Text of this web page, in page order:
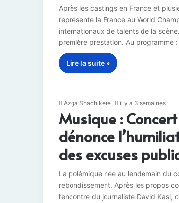
Après les castings en France et
représente la France au World
internationaux de talents de la
première prestation. Au programme :
Lire la suite »
Azga Shachikere il y a 3 semaines
Musique :
dénonce
des excuses
La polémique née au lendemain du
rebondissement. Après les propos
l’encontre du journaliste David Kasi,